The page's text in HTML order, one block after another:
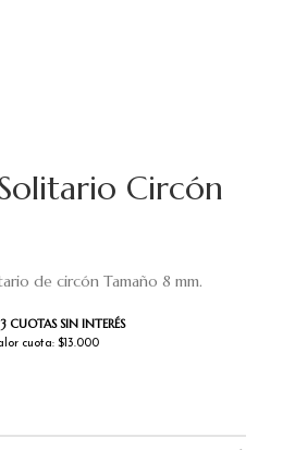
Circón
CUOTAS SIN INTERÉS
cuota: $13.000
de circón Tamaño 8 mm.